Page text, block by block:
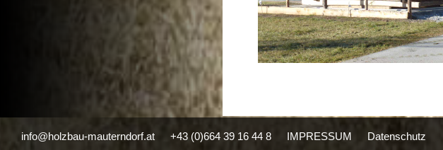
info@holzbau-mauterndorf.at +43 (0)664 39 16 44 8 IMPRESSUM Datenschutz